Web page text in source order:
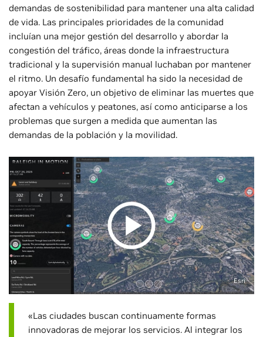
demandas de sostenibilidad para mantener una alta calidad
de vida. Las principales prioridades de la comunidad
incluían una mejor gestión del desarrollo y abordar la
congestión del tráfico, áreas donde la infraestructura
tradicional y la supervisión manual luchaban por mantener
el ritmo. Un desafío fundamental ha sido la necesidad de
apoyar Visión Zero, un objetivo de eliminar las muertes que
afectan a vehículos y peatones, así como anticiparse a los
problemas que surgen a medida que aumentan las
demandas de la población y la movilidad.
Esri
«Las ciudades buscan continuamente formas
innovadoras de mejorar los servicios. Al integrar los